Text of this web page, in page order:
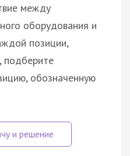
между
оборудования и
позиции,
подберите
обозначенную